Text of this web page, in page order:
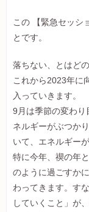
この 【緊急セッシ
とです。
落ちない、とはど
これから2023年に
入っていきます。
9月は季節の変わり
ネルギーがぶつか
いて、エネルギー
特に今年、禊の年
のように過ごすか
わってきます。す
していくこと」が